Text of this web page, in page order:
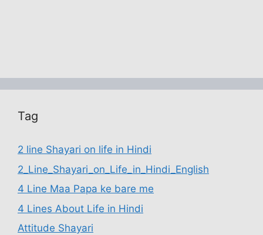
Tag
2 line Shayari on life in Hindi
2_Line_Shayari_on_Life_in_Hindi_English
4 Line Maa Papa ke bare me
4 Lines About Life in Hindi
Attitude Shayari